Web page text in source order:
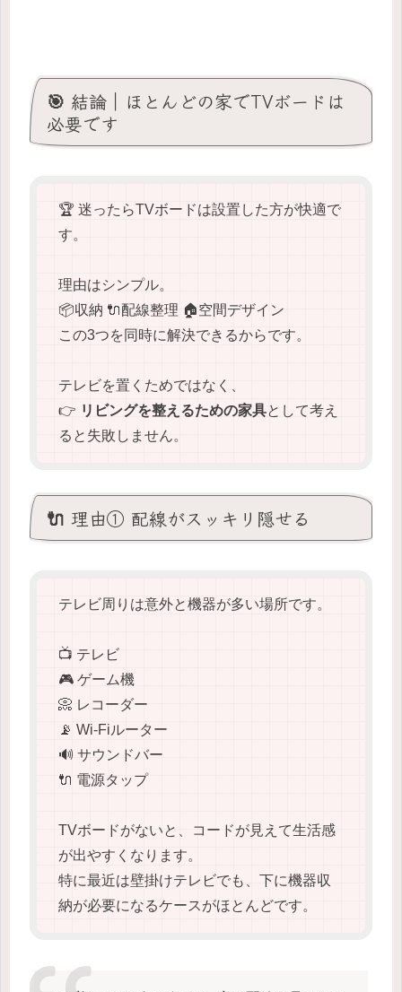
🎯 結論｜ほとんどの家でTVボードは
必要です
🏆 迷ったらTVボードは設置した方が快適で
す。
理由はシンプル。
📦収納 🔌配線整理 🏠空間デザイン
この3つを同時に解決できるからです。
テレビを置くためではなく、
👉 リビングを整えるための家具として考え
ると失敗しません。
🔌 理由① 配線がスッキリ隠せる
テレビ周りは意外と機器が多い場所です。
📺 テレビ
🎮 ゲーム機
📀 レコーダー
📡 Wi-Fiルーター
🔊 サウンドバー
🔌 電源タップ
TVボードがないと、コードが見えて生活感
が出やすくなります。
特に最近は壁掛けテレビでも、下に機器収
納が必要になるケースがほとんどです。